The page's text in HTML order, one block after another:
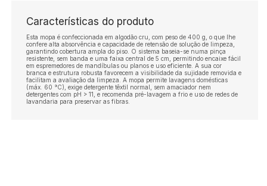
Características do produto
Esta mopa é confeccionada em algodão cru, com peso de 400 g, o que lhe
confere alta absorvência e capacidade de retensão de solução de limpeza,
garantindo cobertura ampla do piso. O sistema baseia-se numa pinça
resistente, sem banda e uma faixa central de 5 cm, permitindo encaixe fácil
em espremedores de mandíbulas ou planos e uso eficiente. A sua cor
branca e estrutura robusta favorecem a visibilidade da sujidade removida e
facilitam a avaliação da limpeza. A mopa permite lavagens domésticas
(máx. 60 °C), exige detergente têxtil normal, sem amaciador nem
detergentes com pH > 11, e recomenda pré-lavagem a frio e uso de redes de
lavandaria para preservar as fibras.